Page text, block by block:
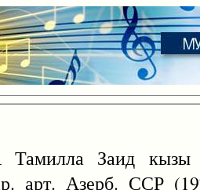
Заид
арт. Азерб. ССР